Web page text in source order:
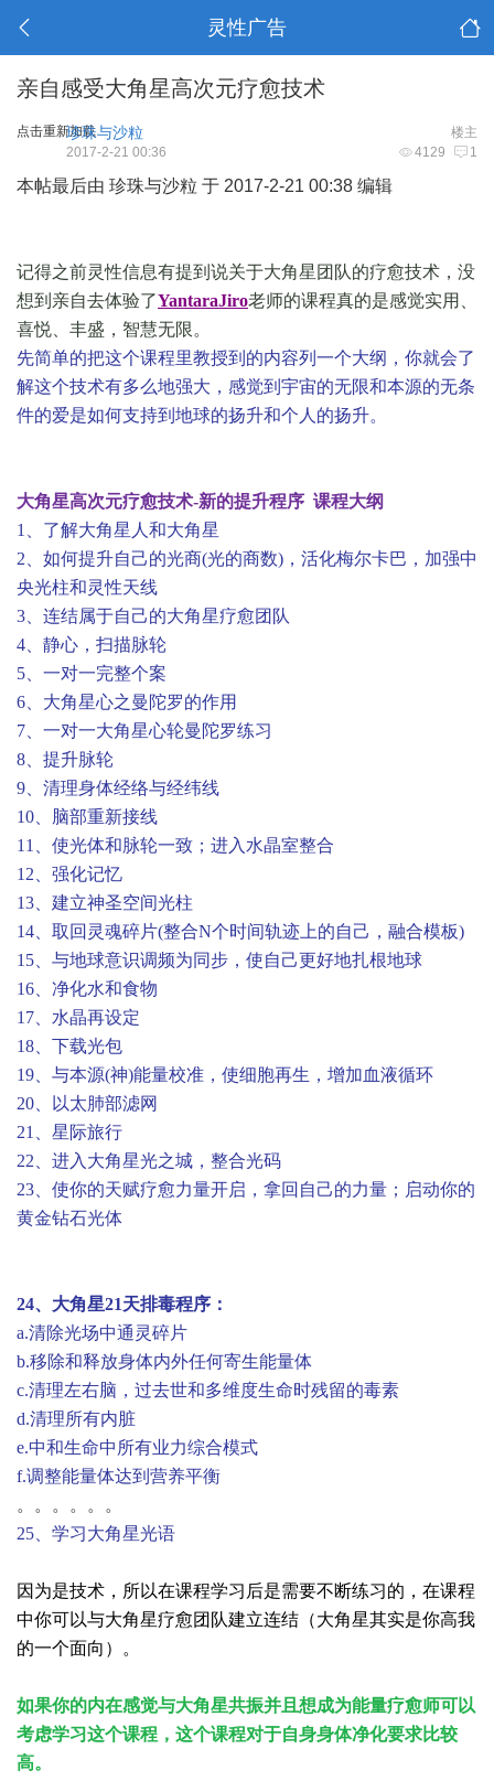
灵性广告
亲自感受大角星高次元疗愈技术
点击重新加载 楼主
珍珠与沙粒
4129 1
2017-2-21 00:36
本帖最后由 珍珠与沙粒 于 2017-2-21 00:38 编辑
记得之前灵性信息有提到说关于大角星团队的疗愈技术，没
想到亲自去体验了YantaraJiro老师的课程真的是感觉实用、
喜悦、丰盛，智慧无限。
先简单的把这个课程里教授到的内容列一个大纲，你就会了
解这个技术有多么地强大，感觉到宇宙的无限和本源的无条
件的爱是如何支持到地球的扬升和个人的扬升。
大角星高次元疗愈技术-新的提升程序 课程大纲
1、了解大角星人和大角星
2、如何提升自己的光商(光的商数)，活化梅尔卡巴，加强中
央光柱和灵性天线
3、连结属于自己的大角星疗愈团队
4、静心，扫描脉轮
5、一对一完整个案
6、大角星心之曼陀罗的作用
7、一对一大角星心轮曼陀罗练习
8、提升脉轮
9、清理身体经络与经纬线
10、脑部重新接线
11、使光体和脉轮一致；进入水晶室整合
12、强化记忆
13、建立神圣空间光柱
14、取回灵魂碎片(整合N个时间轨迹上的自己，融合模板)
15、与地球意识调频为同步，使自己更好地扎根地球
16、净化水和食物
17、水晶再设定
18、下载光包
19、与本源(神)能量校准，使细胞再生，增加血液循环
20、以太肺部滤网
21、星际旅行
22、进入大角星光之城，整合光码
23、使你的天赋疗愈力量开启，拿回自己的力量；启动你的
黄金钻石光体
24、大角星21天排毒程序：
a.清除光场中通灵碎片
b.移除和释放身体内外任何寄生能量体
c.清理左右脑，过去世和多维度生命时残留的毒素
d.清理所有内脏
e.中和生命中所有业力综合模式
f.调整能量体达到营养平衡
。。。。。。
25、学习大角星光语
因为是技术，所以在课程学习后是需要不断练习的，在课程
中你可以与大角星疗愈团队建立连结（大角星其实是你高我
的一个面向）。
如果你的内在感觉与大角星共振并且想成为能量疗愈师可以
考虑学习这个课程，这个课程对于自身身体净化要求比较
高。